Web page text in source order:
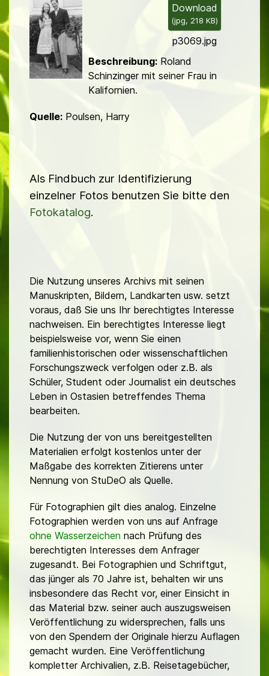
l
d
Download
(jpg, 218 KB)
p3069.jpg
Beschreibung:Roland
Schinzinger mit seiner Frau in
Kalifornien.
Quelle: Poulsen, Harry
Als Findbuch zur Identifizierung
einzelner Fotos benutzen Sie bitte den
Fotokatalog.
Die Nutzung unseres Archivs mit seinen
Manuskripten, Bildern, Landkarten usw. setzt
voraus, daß Sie uns Ihr berechtigtes Interesse
nachweisen. Ein berechtigtes Interesse liegt
beispielsweise vor, wenn Sie einen
familienhistorischen oder wissenschaftlichen
Forschungszweck verfolgen oder z.B. als
Schüler, Student oder Journalist ein deutsches
Leben in Ostasien betreffendes Thema
bearbeiten.
Die Nutzung der von uns bereitgestellten
Materialien erfolgt kostenlos unter der
Maßgabe des korrekten Zitierens unter
Nennung von StuDeO als Quelle.
Für Fotographien gilt dies analog. Einzelne
Fotographien werden von uns auf Anfrage
ohne Wasserzeichen nach Prüfung des
berechtigten Interesses dem Anfrager
zugesandt. Bei Fotographien und Schriftgut,
das jünger als 70 Jahre ist, behalten wir uns
insbesondere das Recht vor, einer Einsicht in
das Material bzw. seiner auch auszugsweisen
Veröffentlichung zu widersprechen, falls uns
von den Spendern der Originale hierzu Auflagen
gemacht wurden. Eine Veröffentlichung
kompletter Archivalien, z.B. Reisetagebücher,